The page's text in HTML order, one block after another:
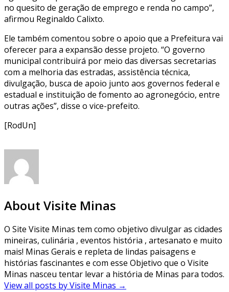
no quesito de geração de emprego e renda no campo”,
afirmou Reginaldo Calixto.
Ele também comentou sobre o apoio que a Prefeitura vai
oferecer para a expansão desse projeto. “O governo
municipal contribuirá por meio das diversas secretarias
com a melhoria das estradas, assistência técnica,
divulgação, busca de apoio junto aos governos federal e
estadual e instituição de fomento ao agronegócio, entre
outras ações”, disse o vice-prefeito.
[RodUn]
About Visite Minas
O Site Visite Minas tem como objetivo divulgar as cidades
mineiras, culinária , eventos história , artesanato e muito
mais! Minas Gerais e repleta de lindas paisagens e
histórias fascinantes e com esse Objetivo que o Visite
Minas nasceu tentar levar a história de Minas para todos.
View all posts by Visite Minas →